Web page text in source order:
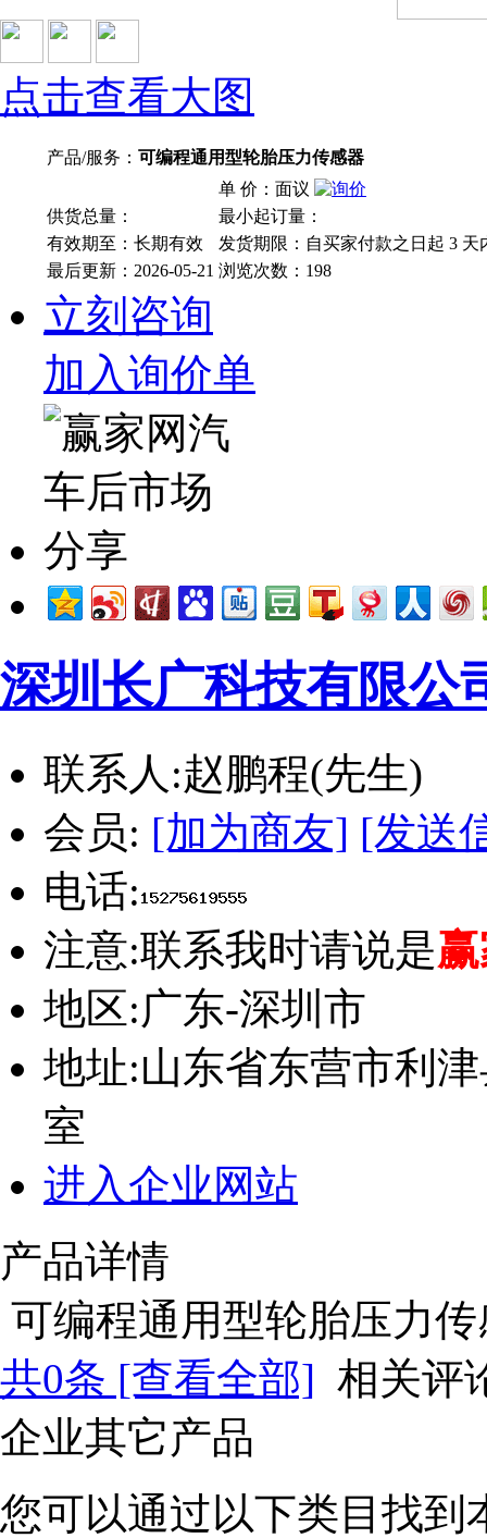
点击查看大图
产品/服务： 可编程通用型轮胎压力传感器
单 价：面议
供货总量：
最小起订量：
有效期至：长期有效
发货期限：自买家付款之日起 3 天
最后更新：2026-05-21 浏览次数： 198
立刻咨询
加入询价单
深圳长广科技有限公
联系人:赵鹏程(先生)
会员: [加为商友] [发送
电话:
注意:联系我时请说是
地区:广东-深圳市
地址:山东省东营市利
室
进入企业网站
产品详情
可编程通用型轮胎压力
共0条 [查看全部] 相关评
企业其它产品
您可以通过以下类目找到